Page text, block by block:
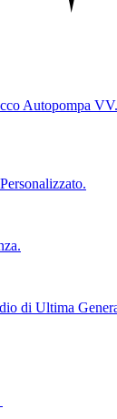
Autopompa
di Ultima